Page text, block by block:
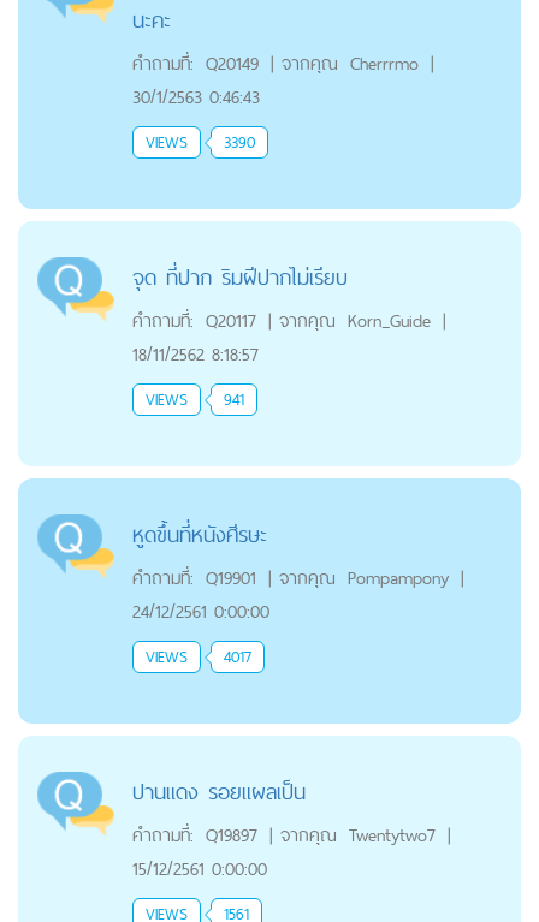
นะคะ
คำถามที่: Q20149 | จากคุณ Cherrrmo |
30/1/2563 0:46:43
VIEWS 3390
จุด ที่ปาก ริมฝีปากไม่เรียบ
คำถามที่: Q20117 | จากคุณ Korn_Guide |
18/11/2562 8:18:57
VIEWS 941
หูดขึ้นที่หนังศีรษะ
คำถามที่: Q19901 | จากคุณ Pompampony |
24/12/2561 0:00:00
VIEWS 4017
ปานแดง รอยแผลเป็น
คำถามที่: Q19897 | จากคุณ Twentytwo7 |
15/12/2561 0:00:00
VIEWS 1561